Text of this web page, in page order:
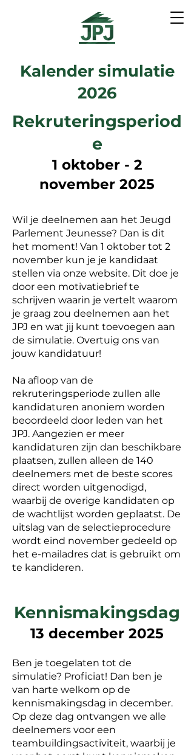
Kalender simulatie
2026
Rekruteringsperiod
e
1 oktober - 2
november 2025
Wil je deelnemen aan het Jeugd
Parlement Jeunesse? Dan is dit
het moment! Van 1 oktober tot 2
november kun je je kandidaat
stellen via onze website. Dit doe je
door een motivatiebrief te
schrijven waarin je vertelt waarom
je graag zou deelnemen aan het
JPJ en wat jij kunt toevoegen aan
de simulatie. Overtuig ons van
jouw kandidatuur!
Na afloop van de
rekruteringsperiode zullen alle
kandidaturen anoniem worden
beoordeeld door leden van het
JPJ. Aangezien er meer
kandidaturen zijn dan beschikbare
plaatsen, zullen alleen de 140
deelnemers met de beste scores
direct worden uitgenodigd,
waarbij de overige kandidaten op
de wachtlijst worden geplaatst. De
uitslag van de selectieprocedure
wordt eind november gedeeld op
het e-mailadres dat is gebruikt om
te kandideren.
Kennismakingsdag
13 december 2025
Ben je toegelaten tot de
simulatie? Proficiat! Dan ben je
van harte welkom op de
kennismakingsdag in december.
Op deze dag ontvangen we alle
deelnemers voor een
teambuildingsactiviteit, waarbij je